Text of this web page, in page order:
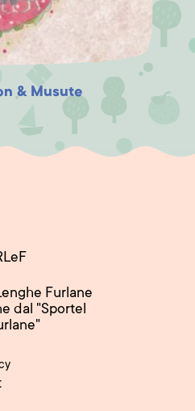
Tomât” di Buie, cu la
Leo Virgili
Francesco
& Musute
Furlane
dal "Sportel